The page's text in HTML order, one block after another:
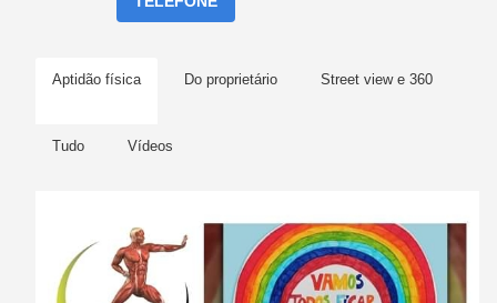
Aptidão física Do proprietário Street view e 360
Tudo Vídeos